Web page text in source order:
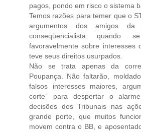
pagos, pondo em risco o sistema
Temos razões para temer que o
argumentos dos amigos
conseqüencialista
favoravelmente sobre interesses
teve seus direitos usurpados.
Não se trata apenas da
Poupança. Não faltarão,
falsos interesses maiores,
corte” para despertar o
decisões dos Tribunais nas
grande porte, que muitos
movem contra o BB, e